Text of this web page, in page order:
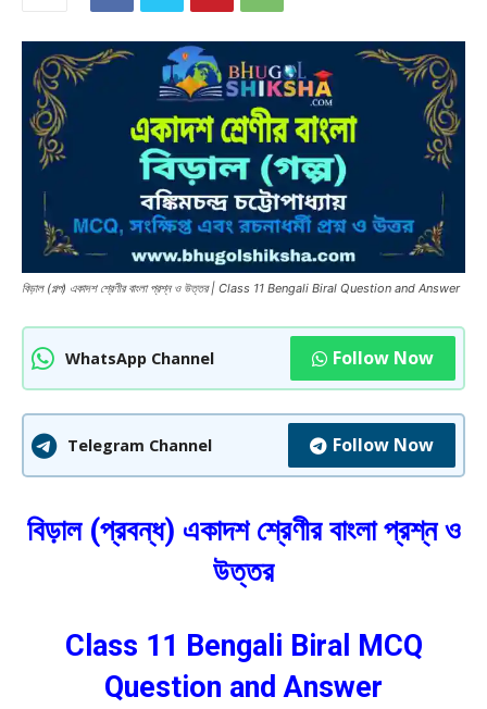
বিড়াল (গল্প) একাদশ শ্রেণীর বাংলা প্রশ্ন ও উত্তর | Class 11 Bengali Biral Question and Answer
WhatsApp Channel Follow Now
Telegram Channel Follow Now
বিড়াল (প্রবন্ধ) একাদশ শ্রেণীর বাংলা প্রশ্ন ও
উত্তর
Class 11 Bengali Biral MCQ
Question and Answer